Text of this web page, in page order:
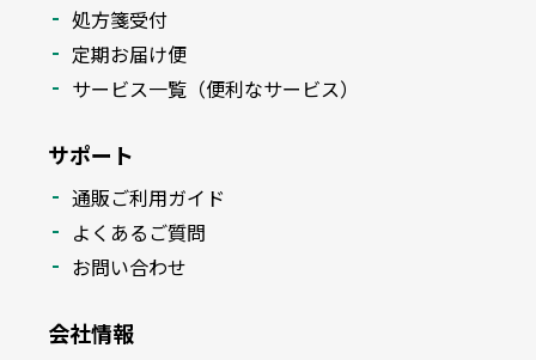
処方箋受付
定期お届け便
サービス一覧（便利なサービス）
サポート
通販ご利用ガイド
よくあるご質問
お問い合わせ
会社情報